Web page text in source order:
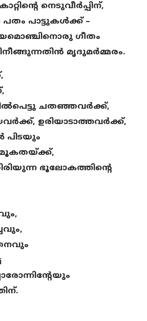
നെടുവീർപ്പിന്,
പാട്ടുകൾക്ക് –
ഗീതം
മൃദുമർമ്മരം.
ചതഞ്ഞവർക്ക്,
ഉരിയാടാത്തവർക്ക്,
പിടയും
ഭൂലോകത്തിൻ്റെ